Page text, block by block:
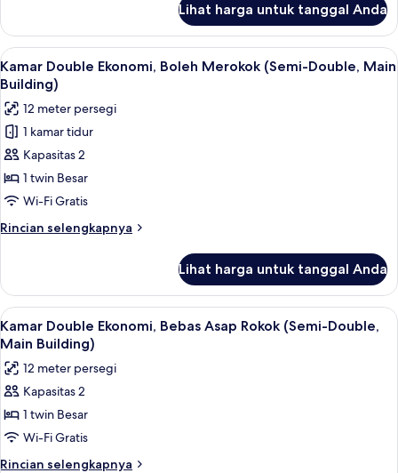
Room
Smoking
Main
Building
Standard
Double
Smoking
Lihat harga untuk tanggal Anda
Lihat
semua
foto
untuk
Kamar
Double
Ekonomi,
Boleh
Merokok
(Semi-
Main
Building)
Brankas, meja kerja, setrika/meja
6
Kamar Double Ekonomi, Boleh Merokok (Semi-Double, Main
Building)
12 meter persegi
1 kamar tidur
Kapasitas 2
1 twin Besar
Wi-Fi Gratis
Rincian selengkapnya
Rincian
Kamar
Double
Ekonomi,
Boleh
(Semi-
Double,
Building)
Lihat harga untuk tanggal Anda
Lihat
semua
foto
untuk
Kamar
Double
Ekonomi,
Bebas
Brankas, meja kerja, setrika/meja
6
Kamar Double Ekonomi, Bebas Asap Rokok (Semi-Double,
Main Building)
12 meter persegi
Kapasitas 2
1 twin Besar
Wi-Fi Gratis
Rincian selengkapnya
Rincian